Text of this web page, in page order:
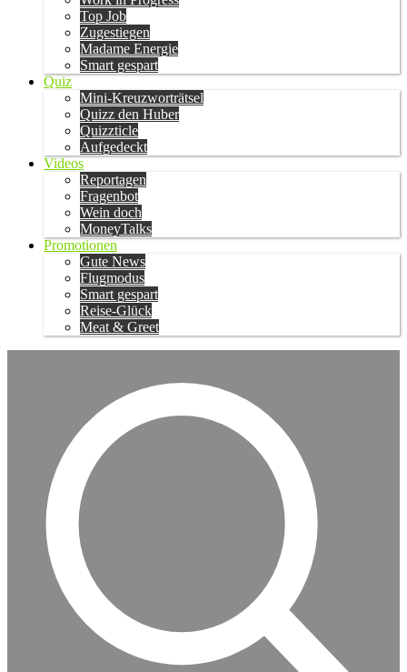
Top Job
Zugestiegen
Madame Energie
Smart gespart
Quiz
Mini-Kreuzworträtsel
Quizz den Huber
Quizzticle
Aufgedeckt
Videos
Reportagen
Fragenbot
Wein doch
MoneyTalks
Promotionen
Gute News
Flugmodus
Smart gespart
Reise-Glück
Meat & Greet